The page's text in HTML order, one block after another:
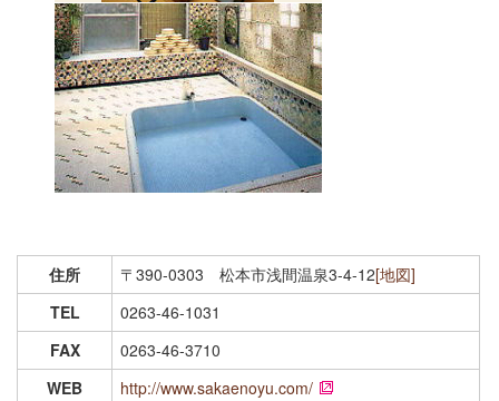
住所 〒390-0303 松本市浅間温泉3-4-12[地図]
TEL
0263-46-1031
FAX
0263-46-3710
WEB
http://www.sakaenoyu.com/
文学文化財案内
浅間温泉観光協会会員一覧
みどころ
浅間温泉写真館
浅間温泉の宝
コンベンションガイド
浅間温泉文化センター